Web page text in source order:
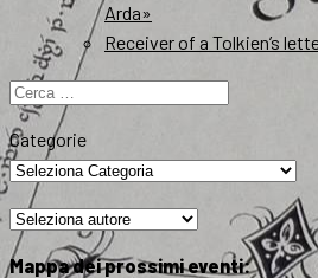
Arda»
Receiver of a Tolkien’s
Ricerca
per:
Categorie
Mappa dei prossimi eventi: